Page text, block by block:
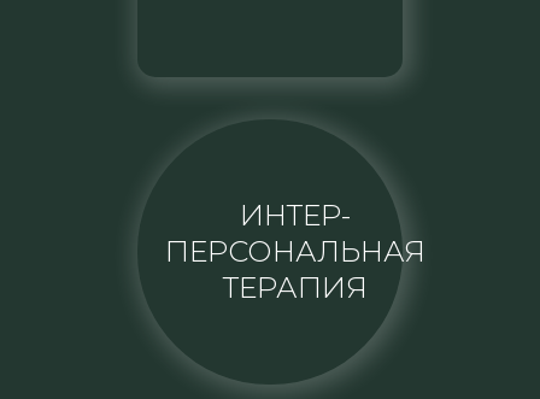
ИНТЕР-
ПЕРСОНАЛЬНАЯ
ТЕРАПИЯ